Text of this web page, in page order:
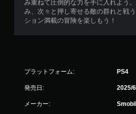
み重ねて圧倒的な力を手に入れよう
み、次々と押し寄せる敵の群れと戦
ション満載の冒険を楽しもう！
プラットフォーム: PS4
発売日: 2025/
メーカー: